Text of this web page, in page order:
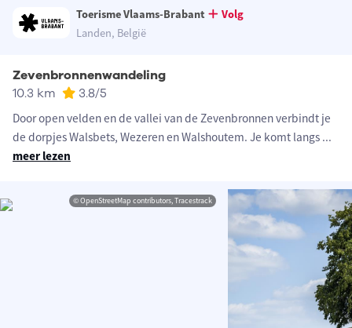
Toerisme Vlaams-Brabant
Volg
Landen, België
Zevenbronnenwandeling
10.3 km 3.8/5
Door open velden en de vallei van de Zevenbronnen verbindt je
de dorpjes Walsbets, Wezeren en Walshoutem. Je komt langs ...
meer lezen
© OpenStreetMap contributors, Tracestrack